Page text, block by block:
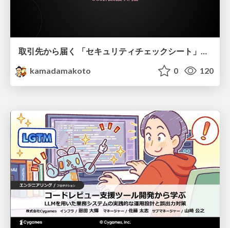
取引先から届く 「セキュリティチェックシート」の読み解き方
kamadamakoto
0 120